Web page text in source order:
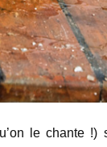
le chante